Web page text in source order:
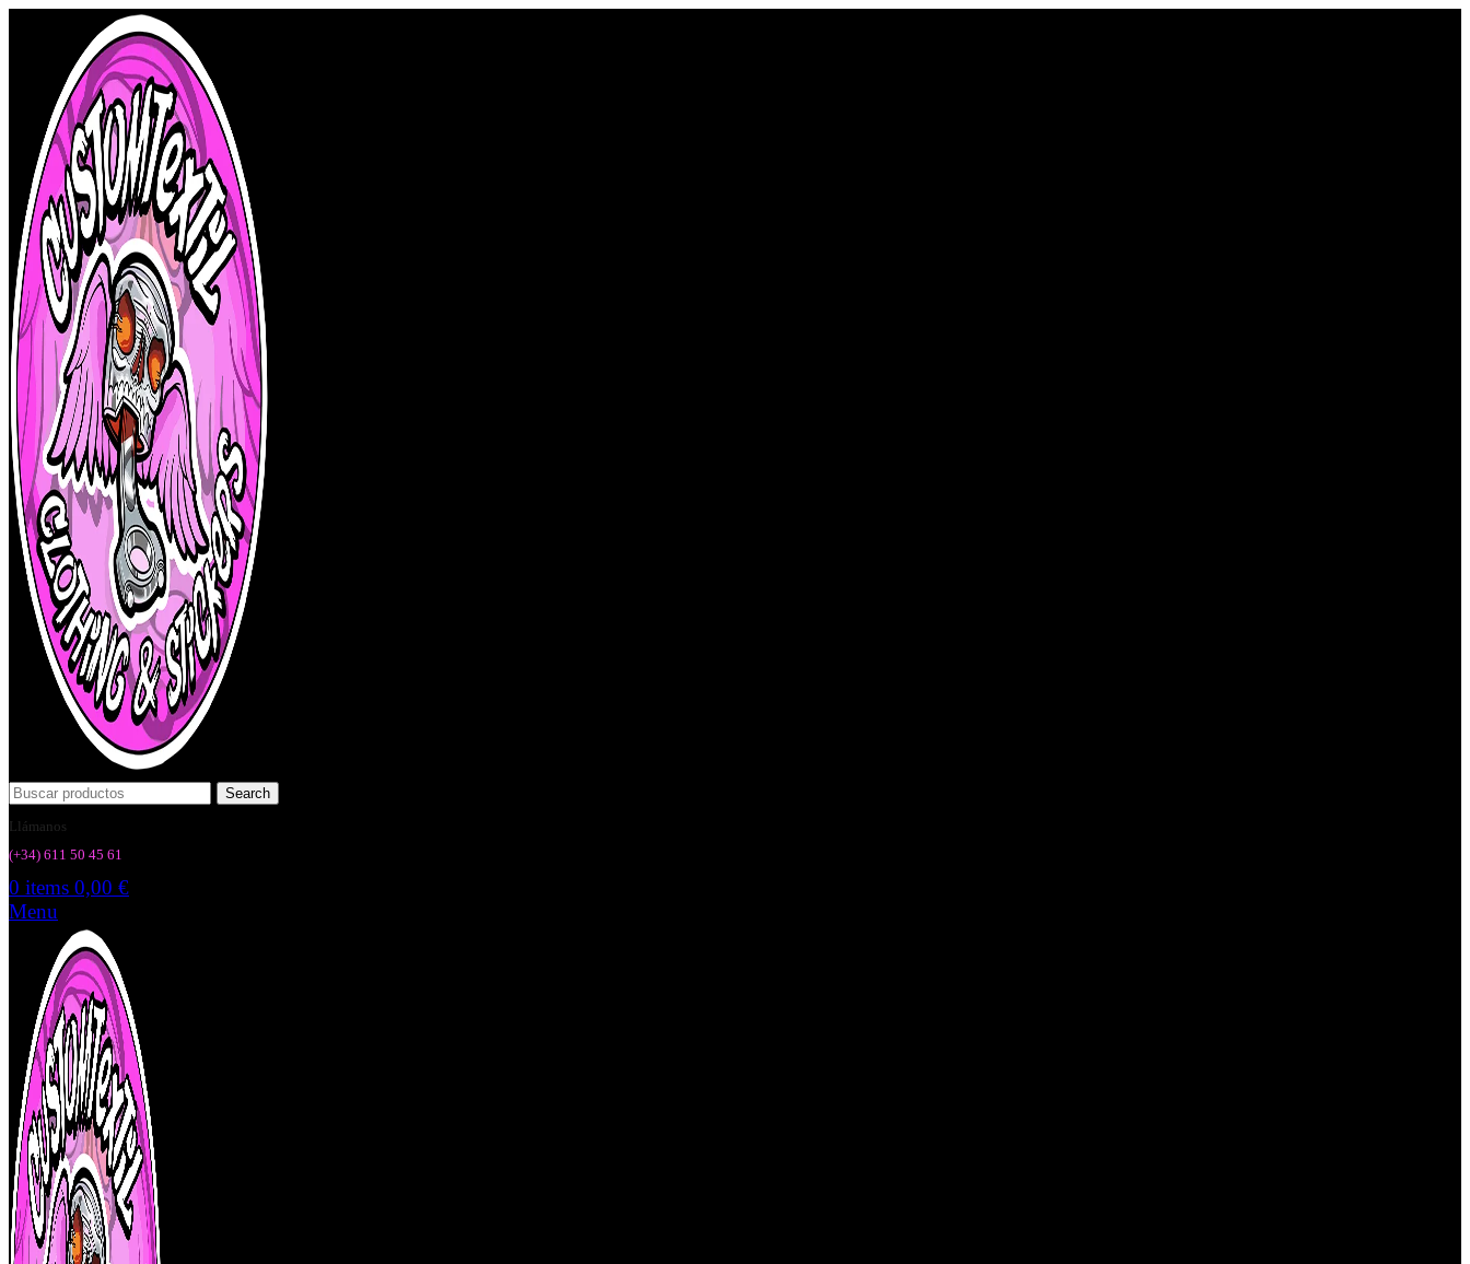
Search
Llámanos
(+34) 611 50 45 61
0 items 0,00 €
Menu